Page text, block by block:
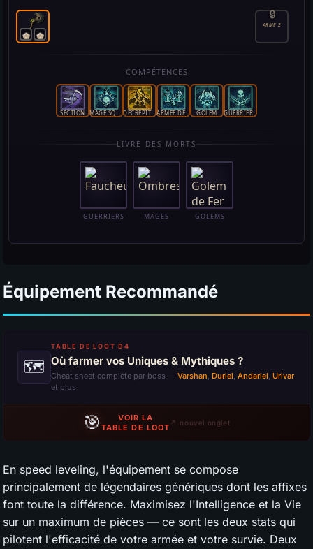
Équipement Recommandé
🗺
TABLE DE LOOT D4
Où farmer vos Uniques & Mythiques ?
Cheat sheet complète par boss — Varshan, Duriel, Andariel, Urivar
et plus
🎯
VOIR LA
TABLE DE LOOT ↗ nouvel onglet
En speed leveling, l'équipement se compose
principalement de légendaires génériques dont les affixes
font toute la différence. Maximisez l'Intelligence et la Vie
sur un maximum de pièces — ce sont les deux stats qui
pilotent l'efficacité de votre armée et votre survie. Deux